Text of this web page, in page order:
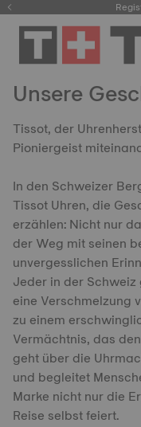
Unsere
Tissot, der
Pioniergeist
In den Schweizer
Tissot Uhren, die
erzählen: Nicht nur
der Weg mit seinen
unvergesslichen
Jeder in der
eine Verschmelzung
zu einem
Vermächtnis, das
geht über die
und begleitet
Marke nicht nur die
Reise selbst feiert.